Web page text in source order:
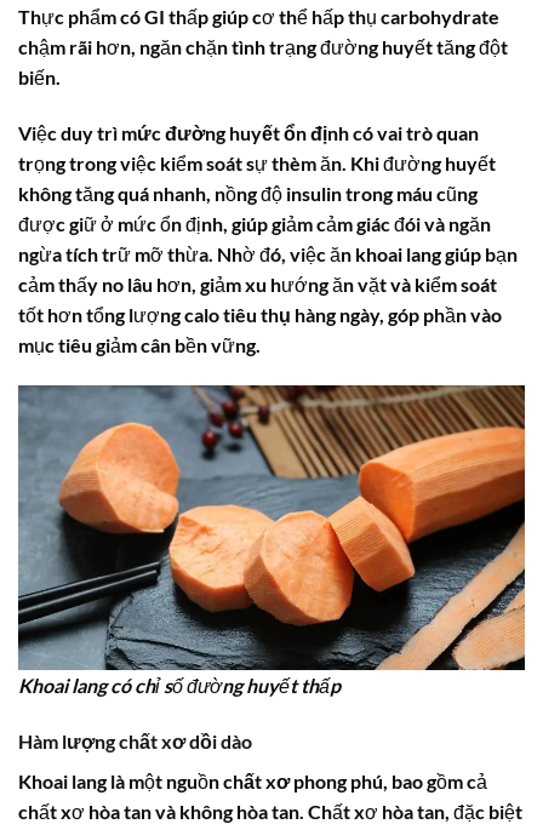
Thực phẩm có GI thấp giúp cơ thể hấp thụ carbohydrate
chậm rãi hơn, ngăn chặn tình trạng đường huyết tăng đột
biến.
Việc duy trì mức đường huyết ổn địnhcó vai trò quan
trọng trong việc kiểm soát sự thèm ăn. Khi đường huyết
không tăng quá nhanh, nồng độ insulintrong máu cũng
được giữ ở mức ổn định, giúp giảm cảm giác đói và ngăn
ngừa tích trữ mỡ thừa. Nhờ đó, việc ăn khoai lang giúp bạn
cảm thấy no lâu hơn, giảm xu hướng ăn vặt và kiểm soát
tốt hơn tổng lượngcalo tiêu thụ hàng ngày, góp phần vào
mục tiêu giảm cân bền vững.
Khoai lang có chỉ số đường huyết thấp
Hàm lượng chất xơ dồi dào
Khoai lang là một nguồnchất xơphong phú, bao gồm cả
chất xơ hòa tan và không hòa tan. Chất xơ hòa tan, đặc biệt